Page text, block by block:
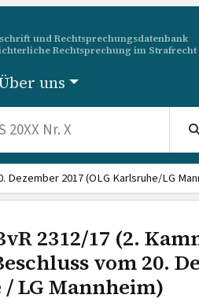
und Rechtsprechungsdatenbank
Rechtsprechung im Strafrecht
uns
Dezember 2017 (OLG Karlsruhe/LG
2312/17 (2.
vom 20.
LG Mannheim)